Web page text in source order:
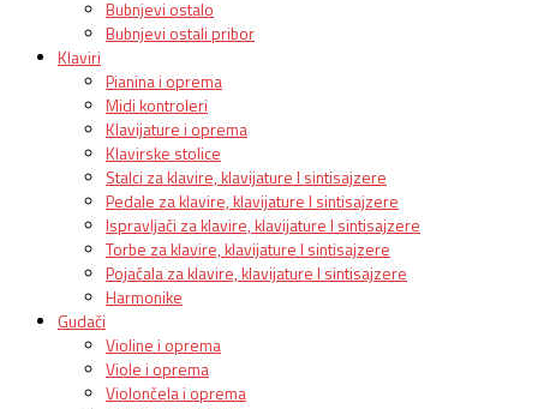
Bubnjevi ostalo
Bubnjevi ostali pribor
Klaviri
Pianina i oprema
Midi kontroleri
Klavijature i oprema
Klavirske stolice
Stalci za klavire, klavijature I sintisajzere
Pedale za klavire, klavijature I sintisajzere
Ispravljači za klavire, klavijature I sintisajzere
Torbe za klavire, klavijature I sintisajzere
Pojačala za klavire, klavijature I sintisajzere
Harmonike
Gudači
Violine i oprema
Viole i oprema
Violončela i oprema